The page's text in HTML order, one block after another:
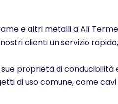
e altri metalli a Alì
clienti un servizio
proprietà di
di uso comune, come